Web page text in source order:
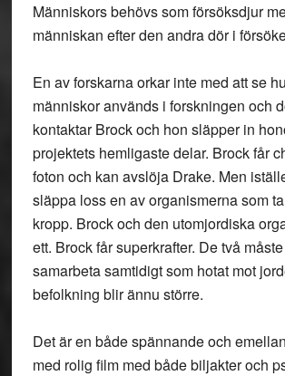
Människors behövs som försöksdjur
människan efter den andra dör i
En av forskarna orkar inte med att se
människor används i forskningen och
kontaktar Brock och hon släpper in
projektets hemligaste delar. Brock får
foton och kan avslöja Drake. Men
släppa loss en av organismerna som
kropp. Brock och den utomjordiska
ett. Brock får superkrafter. De två
samarbeta samtidigt som hotat mot
befolkning blir ännu större.
Det är en både spännande och
med rolig film med både biljakter och